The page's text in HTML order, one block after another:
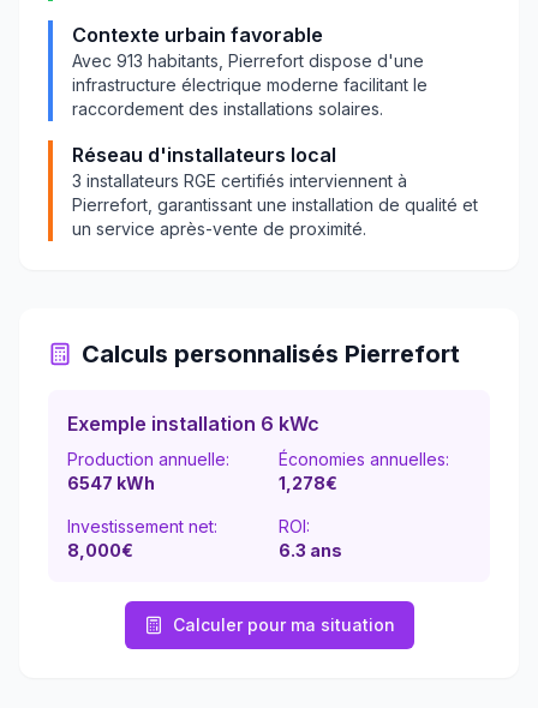
Contexte urbain favorable
Avec 913 habitants, Pierrefort dispose d'une
infrastructure électrique moderne facilitant le
raccordement des installations solaires.
Réseau d'installateurs local
3 installateurs RGE certifiés interviennent à
Pierrefort , garantissant une installation de qualité et
un service après-vente de proximité.
Calculs personnalisés Pierrefort
Exemple installation 6 kWc
Production annuelle:
6547 kWh
Économies annuelles:
1,278€
Investissement net:
8,000€
ROI:
6.3 ans
Calculer pour ma situation